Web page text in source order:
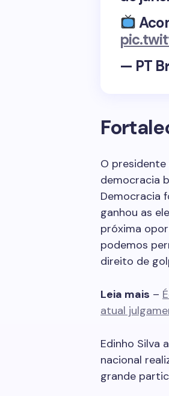
— PT
O
democracia
Democracia
ganhou as
próxima
podemos
direito de
Leia mais –
atual
Edinho Silva
nacional
grande